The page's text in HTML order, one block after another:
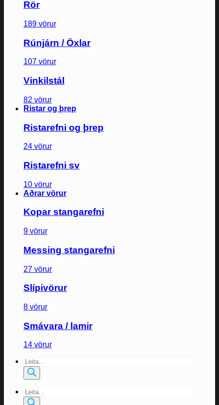
Rör
189 vörur
Rúnjárn / Öxlar
107 vörur
Vinkilstál
82 vörur
Ristar og þrep
Ristarefni og þrep
24 vörur
Ristarefni sv
10 vörur
Aðrar vörur
Kopar stangarefni
9 vörur
Messing stangarefni
27 vörur
Slípivörur
8 vörur
Smávara / lamir
14 vörur
Products
search
Products
search